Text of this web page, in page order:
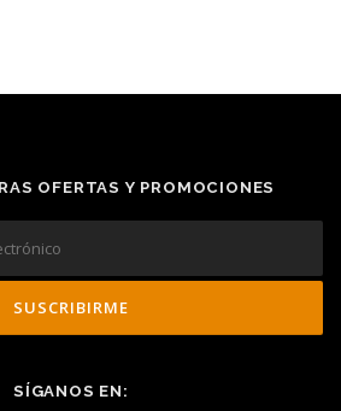
OFERTAS Y PROMOCIONES
SÍGANOS EN: